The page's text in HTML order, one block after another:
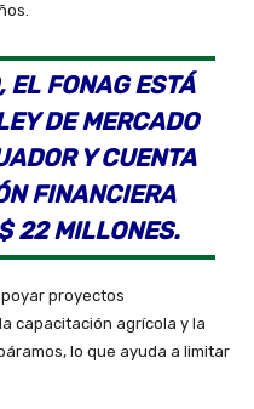
FONAG ESTÁ
DE MERCADO
Y CUENTA
FINANCIERA
22 MILLONES.
proyectos
capacitación agrícola y la
lo que ayuda a limitar